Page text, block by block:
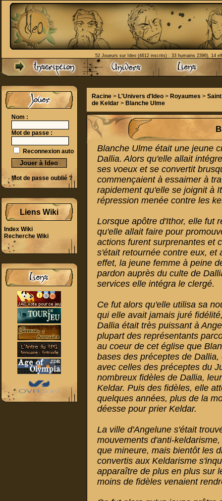
52 Joueurs sur Ideo (4612 inscrits) : 33 humains 2396), 14
Nom :
Mot de passe :
Reconnexion auto
Mot de passe oublié ?
Liens Wiki
Index Wiki
Recherche Wiki
Racine> L'Univers d'Ideo> Royaumes >
de Keldar> Blanche Ulme
Blanche Ulme était une jeune
Dallia. Alors qu'elle allait
ses voeux et se convertit
commençaient à essaimer à
rapidement qu'elle se joignit à
répression menée contre les
Lorsque apôtre d'Ithor, elle fut
qu'elle allait faire pour
actions furent surprenantes et
s'était retournée contre eux, et
effet, la jeune femme à peine
pardon auprès du culte de
services elle intégra le clergé.
Ce fut alors qu'elle utilisa sa
qui elle avait jamais juré
Dallia était très puissant à
plupart des représentants
au coeur de cet église que
bases des préceptes de
avec celles des préceptes du
nombreux fidèles de Dallia,
Keldar. Puis des fidèles, elle
quelques années, plus de la
déesse pour prier Keldar.
La ville d'Angelune s'était
mouvements d'anti-
que mineure, mais bientôt les
convertis aux Keldarisme
apparaître de plus en plus sur
moins de fidèles venaient